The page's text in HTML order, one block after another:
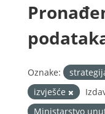
Oznake:
izvješće
Ministarstvo